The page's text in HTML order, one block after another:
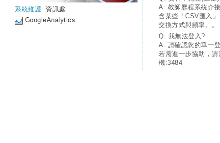
系統維護: 資訊處
GoogleAnalytics
A: 教師歷程系統介
含某些「CSV匯入
交換方式與頻率。。
Q: 我無法登入?
A: 請確認您的單一
若需進一步協助，
機:3484